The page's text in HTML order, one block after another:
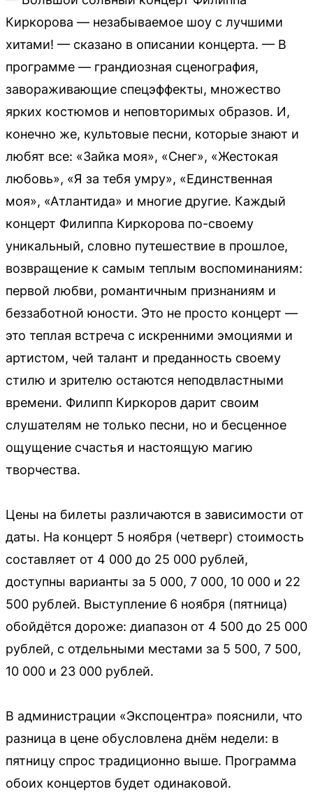
Киркорова — незабываемое шоу с лучшими
хитами! — сказано в описании концерта. — В
программе — грандиозная сценография,
завораживающие спецэффекты, множество
ярких костюмов и неповторимых образов. И,
конечно же, культовые песни, которые знают и
любят все: «Зайка моя», «Снег», «Жестокая
любовь», «Я за тебя умру», «Единственная
моя», «Атлантида» и многие другие. Каждый
концерт Филиппа Киркорова по-своему
уникальный, словно путешествие в прошлое,
возвращение к самым теплым воспоминаниям:
первой любви, романтичным признаниям и
беззаботной юности. Это не просто концерт —
это теплая встреча с искренними эмоциями и
артистом, чей талант и преданность своему
стилю и зрителю остаются неподвластными
времени. Филипп Киркоров дарит своим
слушателям не только песни, но и бесценное
ощущение счастья и настоящую магию
творчества.
Цены на билеты различаются в зависимости от
даты. На концерт 5 ноября (четверг) стоимость
составляет от 4 000 до 25 000 рублей,
доступны варианты за 5 000, 7 000, 10 000 и 22
500 рублей. Выступление 6 ноября (пятница)
обойдётся дороже: диапазон от 4 500 до 25 000
рублей, с отдельными местами за 5 500, 7 500,
10 000 и 23 000 рублей.
В администрации «Экспоцентра» пояснили, что
разница в цене обусловлена днём недели: в
пятницу спрос традиционно выше. Программа
обоих концертов будет одинаковой.